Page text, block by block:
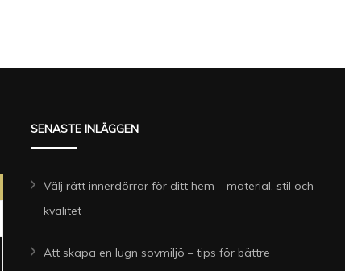
SENASTE INLÄGGEN
Välj rätt innerdörrar för ditt hem – material, stil och
kvalitet
Att skapa en lugn sovmiljö – tips för bättre